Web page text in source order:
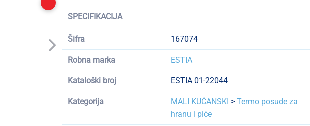
SPECIFIKACIJA
Šifra 167074
Robna marka ESTIA
Kataloški broj ESTIA 01-22044
Kategorija MALI KUĆANSKI >Termo posude za
hranu i piće